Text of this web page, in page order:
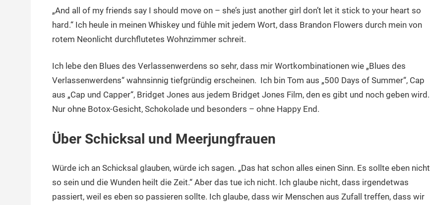
7.
Januar
2017
terminal-
y
Urbi
et
orbi
„And all of my friends say I should move on – she’s just another girl don’t let it stick to your heart so
hard.“ Ich heule in meinen Whiskey und fühle mit jedem Wort, dass Brandon Flowers durch mein von
rotem Neonlicht durchflutetes Wohnzimmer schreit.
Ich lebe den Blues des Verlassenwerdens so sehr, dass mir Wortkombinationen wie „Blues des
Verlassenwerdens“ wahnsinnig tiefgründig erscheinen. Ich bin Tom aus „500 Days of Summer“, Cap
aus „Cap und Capper“, Bridget Jones aus jedem Bridget Jones Film, den es gibt und noch geben wird.
Nur ohne Botox-Gesicht, Schokolade und besonders – ohne Happy End.
Über Schicksal und Meerjungfrauen
Würde ich an Schicksal glauben, würde ich sagen. „Das hat schon alles einen Sinn. Es sollte eben nicht
so sein und die Wunden heilt die Zeit.“ Aber das tue ich nicht. Ich glaube nicht, dass irgendetwas
passiert, weil es eben so passieren sollte. Ich glaube, dass wir Menschen aus Zufall treffen, dass wir